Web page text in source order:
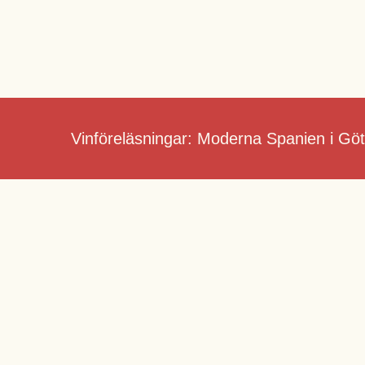
Vinföreläsningar: Moderna Spanien i